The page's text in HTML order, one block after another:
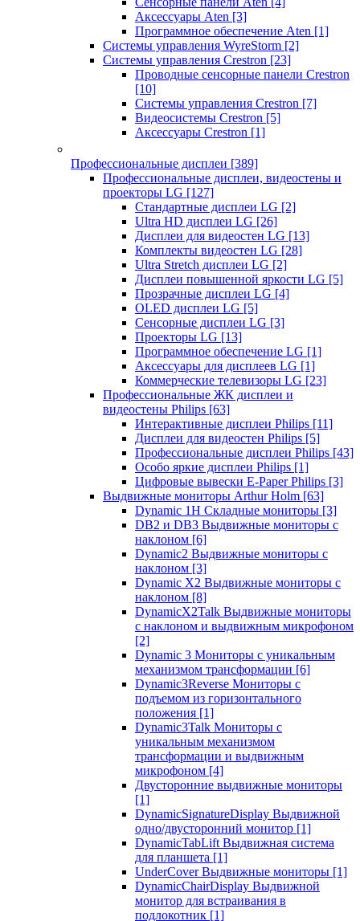
Аксессуары Aten [3]
Программное обеспечение Aten [1]
Системы управления WyreStorm [2]
Системы управления Crestron [23]
Проводные сенсорные панели Crestron
[10]
Системы управления Crestron [7]
Видеосистемы Crestron [5]
Аксессуары Crestron [1]
Профессиональные дисплеи [389]
Профессиональные дисплеи, видеостены и
проекторы LG [127]
Стандартные дисплеи LG [2]
Ultra HD дисплеи LG [26]
Дисплеи для видеостен LG [13]
Комплекты видеостен LG [28]
Ultra Stretch дисплеи LG [2]
Дисплеи повышенной яркости LG [5]
Прозрачные дисплеи LG [4]
OLED дисплеи LG [5]
Сенсорные дисплеи LG [3]
Проекторы LG [13]
Программное обеспечение LG [1]
Аксессуары для дисплеев LG [1]
Коммерческие телевизоры LG [23]
Профессиональные ЖК дисплеи и
видеостены Philips [63]
Интерактивные дисплеи Philips [11]
Дисплеи для видеостен Philips [5]
Профессиональные дисплеи Philips [43]
Особо яркие дисплеи Philips [1]
Цифровые вывески E-Paper Philips [3]
Выдвижные мониторы Arthur Holm [63]
Dynamic 1Н Складные мониторы [3]
DB2 и DB3 Выдвижные мониторы с
наклоном [6]
Dynamic2 Выдвижные мониторы с
наклоном [3]
Dynamic X2 Выдвижные мониторы с
наклоном [8]
DynamicX2Talk Выдвижные мониторы
с наклоном и выдвижным микрофоном
[2]
Dynamic 3 Мониторы с уникальным
механизмом трансформации [6]
Dynamic3Reverse Мониторы с
подъемом из горизонтального
положения [1]
Dynamic3Talk Мониторы с
уникальным механизмом
трансформации и выдвижным
микрофоном [4]
Двусторонние выдвижные мониторы
[1]
DynamicSignatureDisplay Выдвижной
одно/двусторонний монитор [1]
DynamicTabLift Выдвижная система
для планшета [1]
UnderCover Выдвижные мониторы [1]
DynamicChairDisplay Выдвижной
монитор для встраивания в
подлокотник [1]